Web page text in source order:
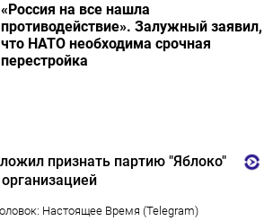
«Россия на все нашла
противодействие». Залужный заявил,
что НАТО необходима срочная
перестройка